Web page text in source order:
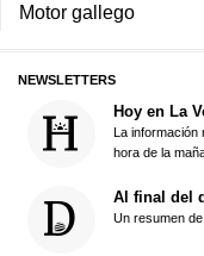
Motor gallego
NEWSLETTERS
Hoy en La
La información
hora de la
Al final del
Un resumen